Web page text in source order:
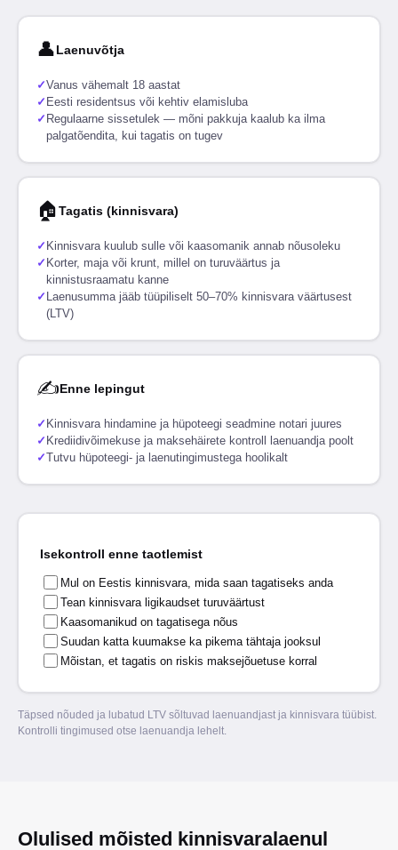
👤Laenuvõtja
✓Vanus vähemalt 18 aastat
✓ Eesti residentsus või kehtiv elamisluba
✓ Regulaarne sissetulek — mõni pakkuja kaalub ka ilma
palgatõendita, kui tagatis on tugev
🏠Tagatis (kinnisvara)
✓ Kinnisvara kuulub sulle või kaasomanik annab nõusoleku
✓ Korter, maja või krunt, millel on turuväärtus ja
kinnistusraamatu kanne
✓ Laenusumma jääb tüüpiliselt 50–70% kinnisvara väärtusest
(LTV)
✍Enne lepingut
✓ Kinnisvara hindamine ja hüpoteegi seadmine notari juures
✓ Krediidivõimekuse ja maksehäirete kontroll laenuandja poolt
✓Tutvu hüpoteegi- ja laenutingimustega hoolikalt
Isekontroll enne taotlemist
Mul on Eestis kinnisvara, mida saan tagatiseks anda
Tean kinnisvara ligikaudset turuväärtust
Kaasomanikud on tagatisega nõus
Suudan katta kuumakse ka pikema tähtaja jooksul
Mõistan, et tagatis on riskis maksejõuetuse korral
Täpsed nõuded ja lubatud LTV sõltuvad laenuandjast ja kinnisvara tüübist.
Kontrolli tingimused otse laenuandja lehelt.
Olulised mõisted kinnisvaralaenul